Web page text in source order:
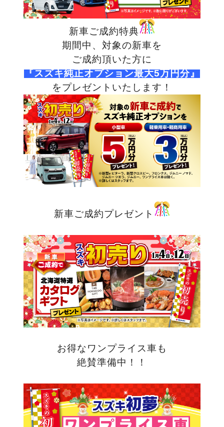
新車ご成約特典
期間中、対象の新車を
ご成約頂いた方に
『スズキ純正オプション最大5万円分』
をプレゼントいたします！
新車ご成約プレゼント
お得なワンプライス車も
絶賛準備中！！